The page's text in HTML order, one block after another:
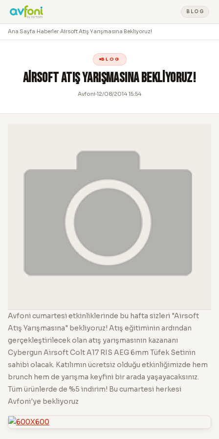
BLOG
Ana Sayfa›Haberler›Airsoft Atış Yarışmasına Bekliyoruz!
BLOG
Airsoft Atış Yarışmasına Bekliyoruz!
Avfoni 12/08/2014 15:54
Avfoni cumartesi etkinliklerinde bu hafta sizleri "Airsoft
Atış Yarışmasına" bekliyoruz! Atış eğitiminin ardından
gerçekleştirilecek olan atış yarışmasının kazananı
Cybergun Airsoft Colt A17 RIS AEG 6mm Tüfek Setinin
sahibi olacak. Katılımın ücretsiz olduğu etkinliğimizde hem
brunch hem de yarışma keyfini bir arada yaşayacaksınız.
Tüm ürünlerde de %5 indirim! Bu cumartesi herkesi
Avfoni'ye bekliyoruz